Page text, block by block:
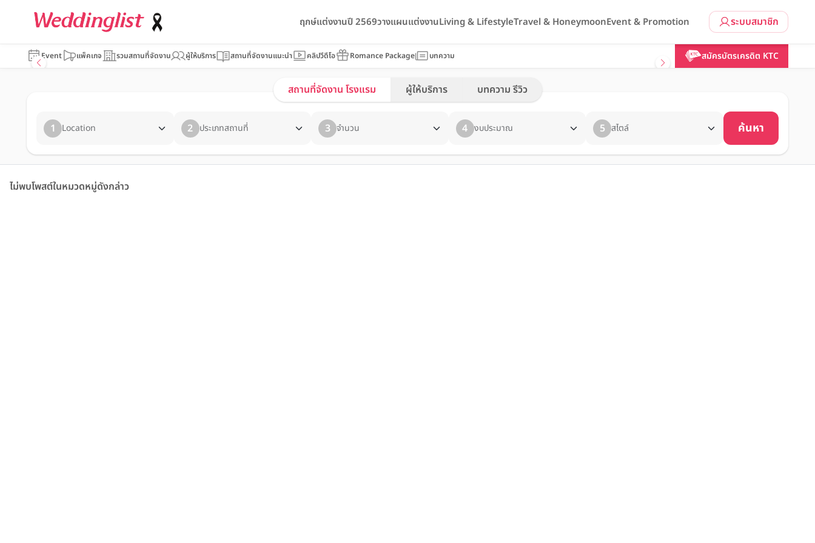
ระบบสมาชิก
ฤกษ์แต่งงานปี 2569วางแผนแต่งงานLiving & LifestyleTravel & HoneymoonEvent & Promotion
Event แพ็คเกจ รวมสถานที่จัดงาน ผู้ให้บริการ สถานที่จัดงานแนะนำ คลิปวีดีโอ Romance Package บทความ สมัครบัตรเครดิต KTC
สถานที่จัดงาน โรงแรม ผู้ให้บริการ บทความ รีวิว
1 Location 2 ประเภทสถานที่ 3 จำนวน 4 งบประมาณ 5 สไตล์ ค้นหา
ไม่พบโพสต์ในหมวดหมู่ดังกล่าว